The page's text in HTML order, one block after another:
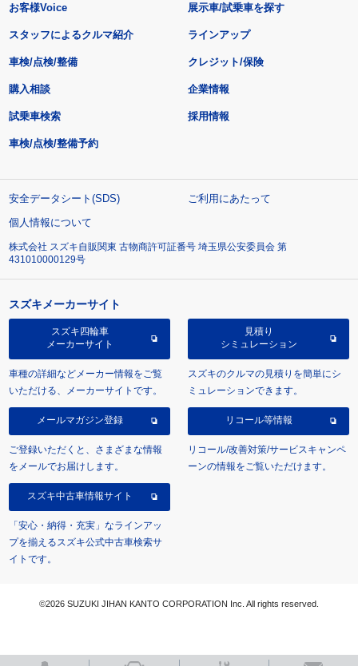
お客様Voice
スタッフによるクルマ紹介
展示車/試乗車を探す
ラインアップ
車検/点検/整備 クレジット/保険
購入相談
試乗車検索
車検/点検/整備予約
企業情報
採用情報
安全データシート(SDS)
ご利用にあたって
個人情報について
株式会社 スズキ自販関東 古物商許可証番号 埼玉県公安委員会 第
431010000129号
スズキメーカーサイト
スズキ四輪車
メーカーサイト
車種の詳細などメーカー情報をご覧
いただける、メーカーサイトです。
見積り
シミュレーション
スズキのクルマの見積りを簡単にシ
ミュレーションできます。
メールマガジン登録
ご登録いただくと、さまざまな情報
をメールでお届けします。
リコール等情報
リコール/改善対策/サービスキャンペ
ーンの情報をご覧いただけます。
スズキ中古車情報サイト
「安心・納得・充実」なラインアッ
プを揃えるスズキ公式中古車検索サ
イトです。
©2026 SUZUKI JIHAN KANTO CORPORATION Inc. All rights reserved.